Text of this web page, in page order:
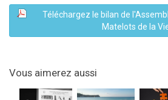
Téléchargez le bilan de
Matelots de la
Vous aimerez aussi